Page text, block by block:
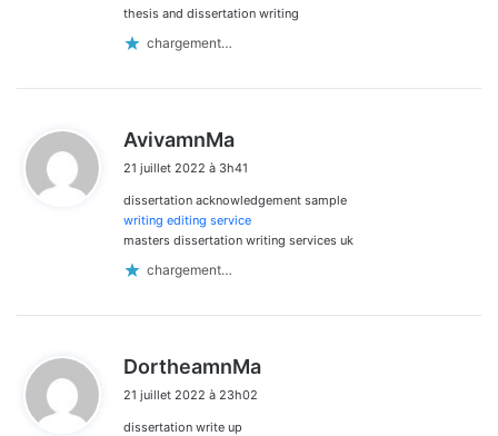
thesis and dissertation writing
chargement…
AvivamnMa
t
:
21 juillet 2022 à 3h41
dissertation acknowledgement sample
writing editing service
masters dissertation writing services uk
chargement…
DortheamnMa
21 juillet 2022 à 23h02
dissertation write up